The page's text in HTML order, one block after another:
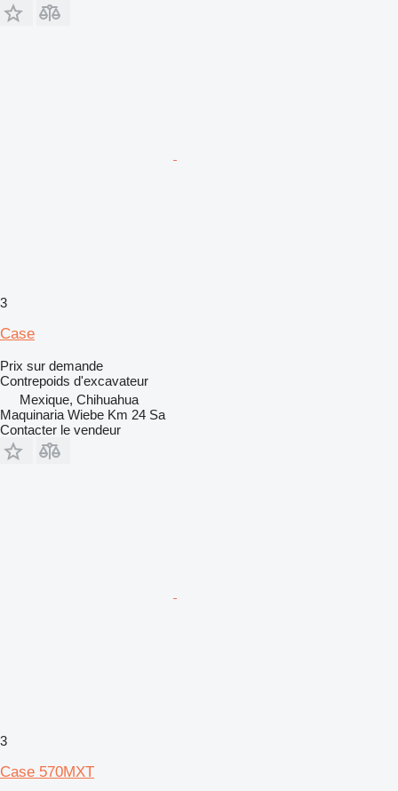
3
Case
Prix sur demande
Contrepoids d'excavateur
Mexique, Chihuahua
Maquinaria Wiebe Km 24 Sa
Contacter le vendeur
3
Case 570MXT